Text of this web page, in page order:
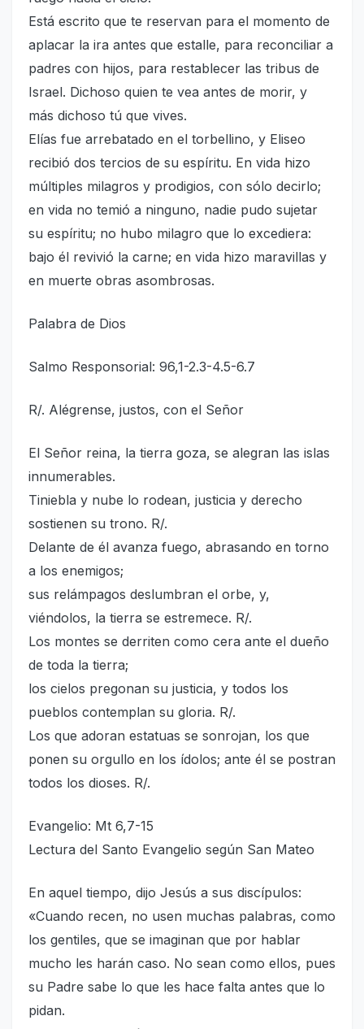
Está escrito que te reservan para el momento de
aplacar la ira antes que estalle, para reconciliar a
padres con hijos, para restablecer las tribus de
Israel. Dichoso quien te vea antes de morir, y
más dichoso tú que vives.
Elías fue arrebatado en el torbellino, y Eliseo
recibió dos tercios de su espíritu. En vida hizo
múltiples milagros y prodigios, con sólo decirlo;
en vida no temió a ninguno, nadie pudo sujetar
su espíritu; no hubo milagro que lo excediera:
bajo él revivió la carne; en vida hizo maravillas y
en muerte obras asombrosas.
Palabra de Dios
Salmo Responsorial: 96,1-2.3-4.5-6.7
R/. Alégrense, justos, con el Señor
El Señor reina, la tierra goza, se alegran las islas
innumerables.
Tiniebla y nube lo rodean, justicia y derecho
sostienen su trono. R/.
Delante de él avanza fuego, abrasando en torno
a los enemigos;
sus relámpagos deslumbran el orbe, y,
viéndolos, la tierra se estremece. R/.
Los montes se derriten como cera ante el dueño
de toda la tierra;
los cielos pregonan su justicia, y todos los
pueblos contemplan su gloria. R/.
Los que adoran estatuas se sonrojan, los que
ponen su orgullo en los ídolos; ante él se postran
todos los dioses. R/.
Evangelio: Mt 6,7-15
Lectura del Santo Evangelio según San Mateo
En aquel tiempo, dijo Jesús a sus discípulos:
«Cuando recen, no usen muchas palabras, como
los gentiles, que se imaginan que por hablar
mucho les harán caso. No sean como ellos, pues
su Padre sabe lo que les hace falta antes que lo
pidan.